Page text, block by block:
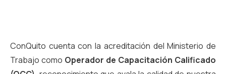
ConQuito cuenta con la acreditación del Ministerio de
Trabajo como Operador de Capacitación Calificado